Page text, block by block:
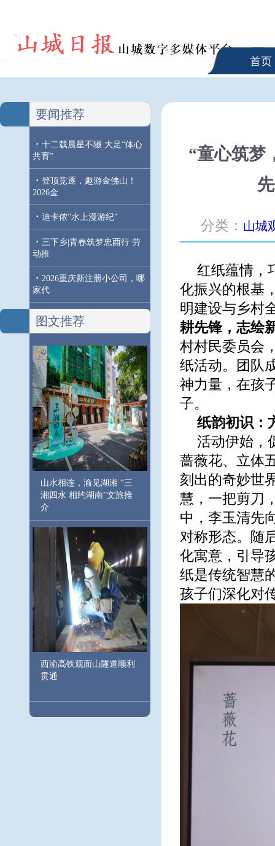
首页
要闻推荐
· 十二载晨星不辍 大足“体心
共育”
· 登顶竞逐，趣游金佛山！
2026金
· 迪卡侬”水上漫游纪”
· 三下乡|青春筑梦忠酉行 劳
动推
· 2026重庆新注册小公司，哪
家代
图文推荐
山水相连，渝见湖湘 “三
湘四水 相约湖南”文旅推
介
西渝高铁观面山隧道顺利
贯通
“童心筑
分类： 山城
红纸蕴情，
化振兴的根基
明建设与乡村
耕先锋，志绘
村村民委员会
纸活动。团队
神力量，在孩
子。
纸韵初识：
活动伊始，
蔷薇花、立体
刻出的奇妙世
慧，一把剪刀
中，李玉清先
对称形态。随
化寓意，引导
纸是传统智慧
孩子们深化对